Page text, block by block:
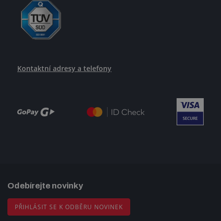
Kontaktní adresy a telefony
Odebírejte novinky
PŘIHLÁSIT SE K ODBĚRU NOVINEK